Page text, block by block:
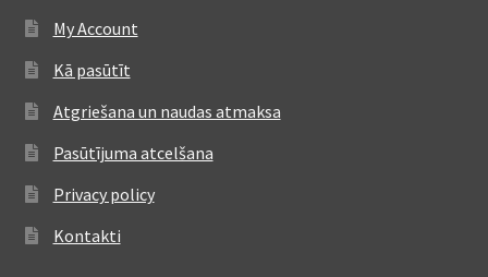
My Account
Kā pasūtīt
Atgriešana un naudas atmaksa
Pasūtījuma atcelšana
Privacy policy
Kontakti